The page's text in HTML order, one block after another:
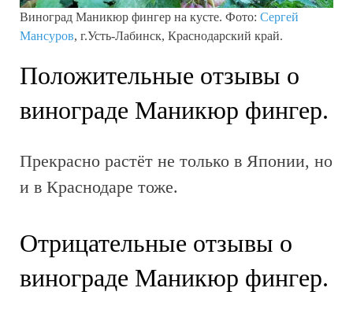
Виноград Маникюр фингер на кусте. Фото: Сергей
Мансуров, г.Усть-Лабинск, Краснодарский край.
Положительные отзывы о
винограде Маникюр фингер.
Прекрасно растёт не только в Японии, но
и в Краснодаре тоже.
Отрицательные отзывы о
винограде Маникюр фингер.